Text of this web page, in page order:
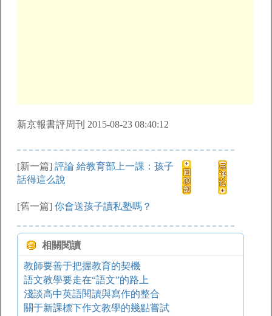
新京報書評周刊 2015-08-23 08:40:12
[新一篇] 評論 給教育部上一課：孩子
話得這么說
[舊一篇] 你會送孩子讀私塾嗎？
相關閱讀
教師要善于把握教育的契機
語文教學要走在“語文”的路上
淺談高中英語閱讀與寫作的整合
關于新課標下作文教學的幾點嘗試